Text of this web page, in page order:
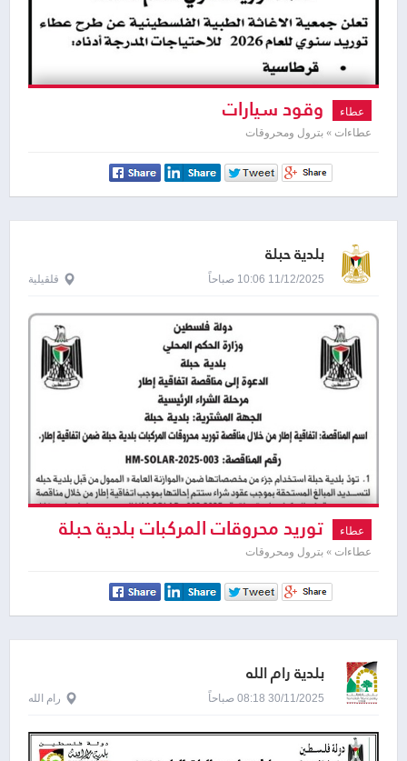
عطاء وقود سيارات
عطاءات » بترول ومحروقات
بلدية حبلة
11/12/2025 10:06 صباحاً قلقيلية
عطاء توريد محروقات المركبات بلدية حبلة
عطاءات » بترول ومحروقات
بلدية رام الله
30/11/2025 08:18 صباحاً رام الله